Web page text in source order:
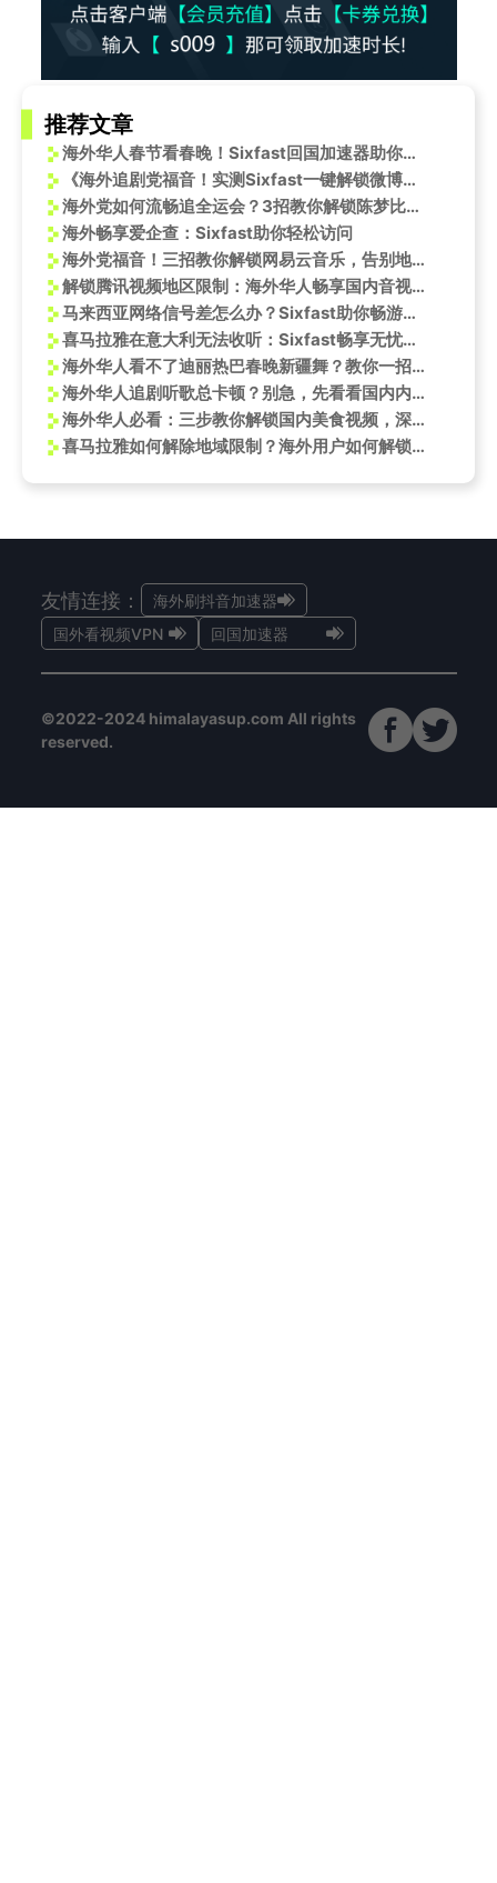
推荐文章
海外华人春节看春晚！Sixfast回国加速器助你畅享无界娱乐
《海外追剧党福音！实测Sixfast一键解锁微博、爱奇艺等国内平台》
海外党如何流畅追全运会？3招教你解锁陈梦比赛无压力！
海外畅享爱企查：Sixfast助你轻松访问
海外党福音！三招教你解锁网易云音乐，告别地区限制与卡顿烦恼
解锁腾讯视频地区限制：海外华人畅享国内音视频的终极指南
马来西亚网络信号差怎么办？Sixfast助你畅游网络
喜马拉雅在意大利无法收听：Sixfast畅享无忧网络体验
海外华人看不了迪丽热巴春晚新疆舞？教你一招解决播放限制
海外华人追剧听歌总卡顿？别急，先看看国内内容创作者如何玩转平台
海外华人必看：三步教你解锁国内美食视频，深夜烤鱼不再只能眼馋
喜马拉雅如何解除地域限制？海外用户如何解锁国内音频资源
友情连接：
海外刷抖音加速器
国外看视频VPN
回国加速器
©2022-2024 himalayasup.com All rights
reserved.